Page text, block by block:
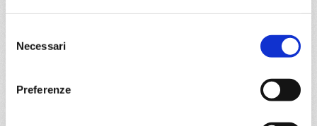
delNecessari
Preferenze
Genova, Marsiglia, Barcellona, Cagliari, Napoli,